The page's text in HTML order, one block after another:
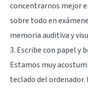
concentrarnos mejor
sobre todo en
memoria auditiva y
3. Escribe con papel y
Estamos muy
teclado del